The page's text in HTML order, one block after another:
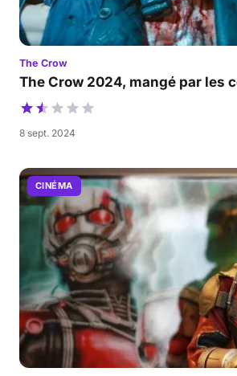
The Crow
The Crow 2024, mangé par les
8 sept. 2024
CINÉMA